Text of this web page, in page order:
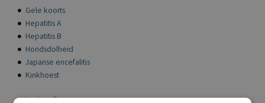
Gele koorts
Hepatitis A
Hepatitis B
Hondsdolheid
Japanse encefalitis
Kinkhoest
Legionella